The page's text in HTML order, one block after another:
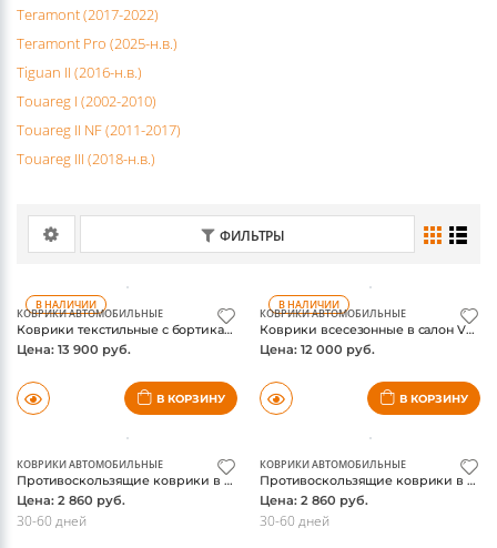
Teramont (2017-2022)
Teramont Pro (2025-н.в.)
Tiguan II (2016-н.в.)
Touareg I (2002-2010)
Touareg II NF (2011-2017)
Touareg III (2018-н.в.)
ФИЛЬТРЫ
В НАЛИЧИИ
КОВРИКИ АВТОМОБИЛЬНЫЕ
Коврики текстильные с бортиками VW Teramont Pro 2025-, оригинал
Цена: 13 900 руб.
В КОРЗИНУ
В НАЛИЧИИ
КОВРИКИ АВТОМОБИЛЬНЫЕ
Коврики всесезонные в салон VW Tavendor, петельчатые, оригинал FAW-VW
Цена: 12 000 руб.
В КОРЗИНУ
КОВРИКИ АВТОМОБИЛЬНЫЕ
Противоскользящие коврики в карманы и отсеки салона Фольксваген Гольф 7, красные
Цена: 2 860 руб.
30-60 дней
КОВРИКИ АВТОМОБИЛЬНЫЕ
Противоскользящие коврики в карманы и отсеки салона Фольксваген Гольф 7, синие
Цена: 2 860 руб.
30-60 дней